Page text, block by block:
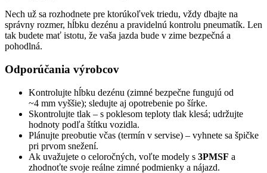
Nech už sa rozhodnete pre ktorúkoľvek triedu, vždy dbajte na
správny rozmer, hĺbku dezénu a pravidelnú kontrolu pneumatík. Len
tak budete mať istotu, že vaša jazda bude v zime bezpečná a
pohodlná.
Odporúčania výrobcov
Kontrolujte hĺbku dezénu (zimné bezpečne fungujú od
~4 mm vyššie); sledujte aj opotrebenie po šírke.
Skontrolujte tlak – s poklesom teploty tlak klesá; udržujte
hodnoty podľa štítku vozidla.
Plánujte preobutie včas (termín v servise) – vyhnete sa špičke
pri prvom snežení.
Ak uvažujete o celoročných, voľte modely s 3PMSF a
zhodnoťte svoje reálne zimné podmienky a nájazd.